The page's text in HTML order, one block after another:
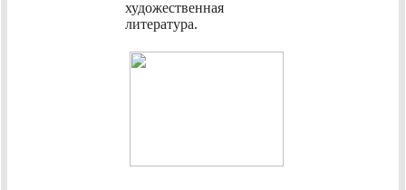
художественная
литература.